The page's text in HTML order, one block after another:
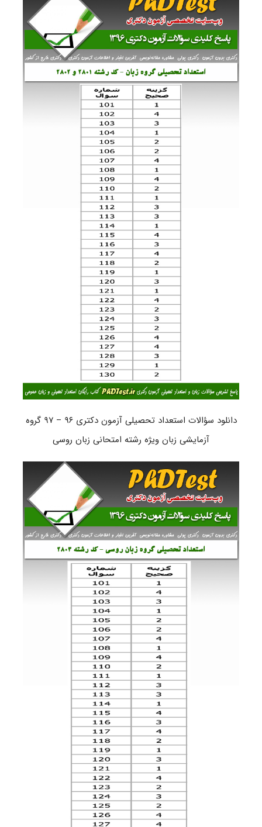
دانلود سؤالات استعداد تحصیلی آزمون دکتری ۹۶ – ۹۷ گروه
آزمایشی زبان ویژه رشته امتحانی زبان روسی